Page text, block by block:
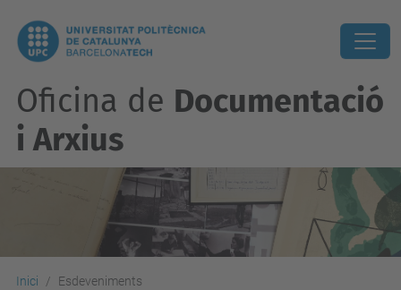
Oficina de Documentació
i Arxius
Inici Esdeveniments